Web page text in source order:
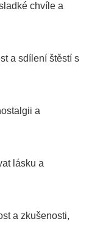
chvíle a
a sdílení štěstí s
a
lásku a
a zkušenosti,